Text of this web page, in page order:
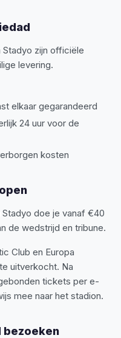
zijn officiële
levering.
elkaar gegarandeerd
24 uur voor de
kosten
doe je vanaf €40
de wedstrijd en tribune.
Club en Europa
uitverkocht. Na
tickets per e-
mee naar het stadion.
bezoeken